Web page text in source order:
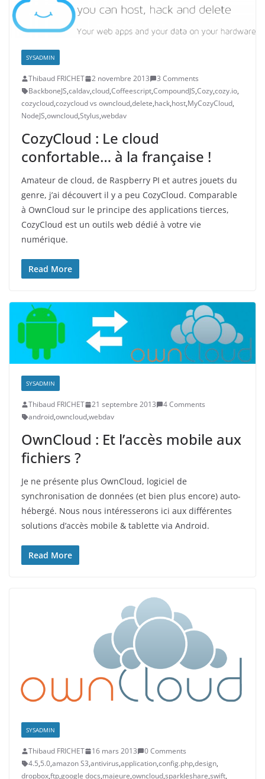
SYSADMIN
Thibaud FRICHET 2 novembre 2013
3 Comments
BackboneJS,caldav,cloud,Coffeescript,CompoundJS,Cozy,cozy.io,
cozycloud,cozycloud vs owncloud,delete,hack,host,MyCozyCloud,
NodeJS,owncloud,Stylus,webdav
CozyCloud : Le cloud
confortable… à la française !
Amateur de cloud, de Raspberry PI et autres jouets du
genre, j’ai découvert il y a peu CozyCloud. Comparable
à OwnCloud sur le principe des applications tierces,
CozyCloud est un outils web dédié à votre vie
numérique.
Read More
SYSADMIN
Thibaud FRICHET 21 septembre 2013
4 Comments
android,owncloud,webdav
OwnCloud : Et l’accès mobile aux
fichiers ?
Je ne présente plus OwnCloud, logiciel de
synchronisation de données (et bien plus encore) auto-
hébergé. Nous nous intéresserons ici aux différentes
solutions d’accès mobile & tablette via Android.
Read More
SYSADMIN
Thibaud FRICHET 16 mars 2013
0 Comments
4.5,5.0,amazon S3,antivirus,application,config.php,design,
dropbox,ftp,google docs,majeure,owncloud,sparkleshare,swift,